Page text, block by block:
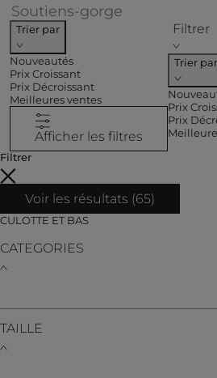
Soutiens-gorgeAffiner par
Trier par
Nouveautés
Prix Croissant
Prix Décroissant
Meilleures ventes
Afficher les filtres
Filtrer
Trier par
Prix
Prix
Filtrer
Voir les résultats (65)
CULOTTE ET BAS
CATEGORIES
TAILLE